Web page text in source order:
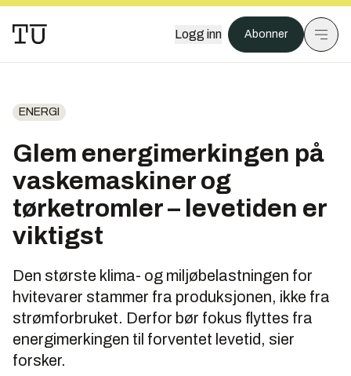
Logg inn Abonner
ENERGI
Glem energimerkingen på
vaskemaskiner og
tørketromler – levetiden er
viktigst
Den største klima- og miljøbelastningen for
hvitevarer stammer fra produksjonen, ikke fra
strømforbruket. Derfor bør fokus flyttes fra
energimerkingen til forventet levetid, sier
forsker.